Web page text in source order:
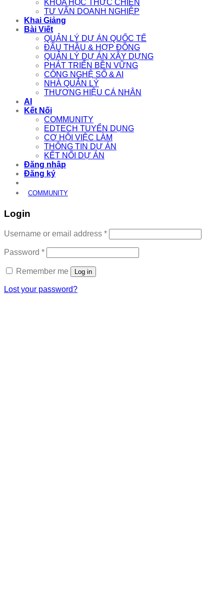
KHÓA HỌC THỰC CHIẾN
TƯ VẤN DOANH NGHIỆP
Khai Giảng
Bài Viết
QUẢN LÝ DỰ ÁN QUỐC TẾ
ĐẤU THẦU & HỢP ĐỒNG
QUẢN LÝ DỰ ÁN XÂY DỰNG
PHÁT TRIỂN BỀN VỮNG
CÔNG NGHỆ SỐ & AI
NHÀ QUẢN LÝ
THƯƠNG HIỆU CÁ NHÂN
AI
Kết Nối
COMMUNITY
EDTECH TUYỂN DỤNG
CƠ HỘI VIỆC LÀM
THÔNG TIN DỰ ÁN
KẾT NỐI DỰ ÁN
Đăng nhập
Đăng ký
COMMUNITY
Login
Username or email address *Required
Password *Required
Remember me Log in
Lost your password?